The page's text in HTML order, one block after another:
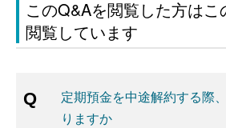
このQ&Aを閲覧した方はこ
閲覧しています
定期預金を中途解約する際
りますか